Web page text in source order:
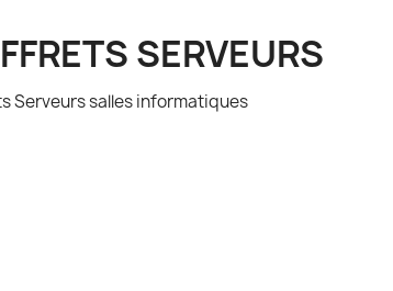
SERVEURS
Serveurs salles informatiques